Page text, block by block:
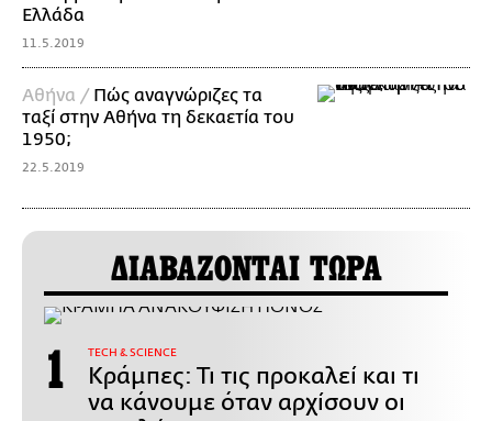
Ελλάδα
11.5.2019
Αθήνα / Πώς αναγνώριζες τα
ταξί στην Αθήνα τη δεκαετία του
1950;
22.5.2019
ΔΙΑΒΑΖΟΝΤΑΙ ΤΩΡΑ
ΤECH & SCIENCE
Κράμπες: Τι τις προκαλεί και τι
να κάνουμε όταν αρχίσουν οι